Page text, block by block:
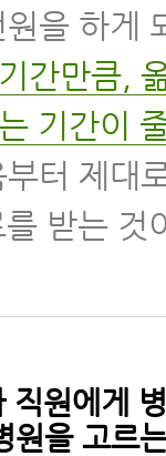
원을 하게
간만큼,
기간이
터 제대
받는 것
직원에게
원을 고르